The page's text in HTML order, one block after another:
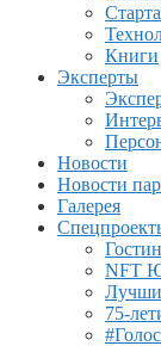
Книги
Эксперты
Новости
Новости
Галерея
NFT
75-